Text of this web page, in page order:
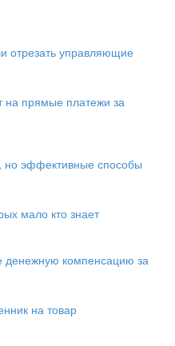
отрезать управляющие
на прямые платежи за
но эффективные способы
мало кто знает
денежную компенсацию за
на товар